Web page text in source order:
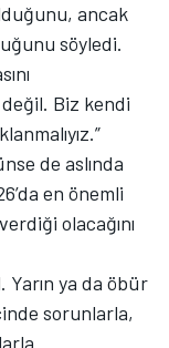
ancak
söyledi.
Biz kendi
de aslında
en önemli
olacağını
Yarın ya da öbür
sorunlarla,